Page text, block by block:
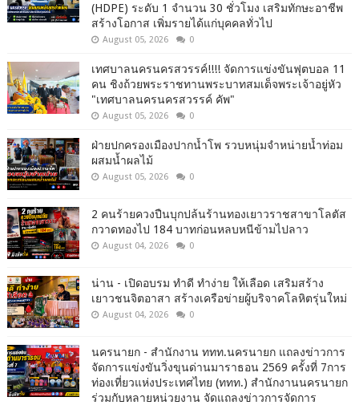
(HDPE) ระดับ 1 จำนวน 30 ชั่วโมง เสริมทักษะอาชีพ
สร้างโอกาส เพิ่มรายได้แก่บุคคลทั่วไป
August 05, 2026 0
เทศบาลนครนครสวรรค์!!!! จัดการแข่งขันฟุตบอล 11
คน ชิงถ้วยพระราชทานพระบาทสมเด็จพระเจ้าอยู่หัว
"เทศบาลนครนครสวรรค์ คัพ"
August 05, 2026 0
ฝ่ายปกครองเมืองปากน้ำโพ รวบหนุ่มจำหน่ายน้ำท่อม
ผสมน้ำผลไม้
August 05, 2026 0
2 คนร้ายควงปืนบุกปล้นร้านทองเยาวราชสาขาโลตัส
กวาดทองไป 184 บาทก่อนหลบหนีข้ามไปลาว
August 04, 2026 0
น่าน - เปิดอบรม ทำดี ทำง่าย ให้เลือด เสริมสร้าง
เยาวชนจิตอาสา สร้างเครือข่ายผู้บริจาคโลหิตรุ่นใหม่
August 04, 2026 0
นครนายก - สำนักงาน ททท.นครนายก แถลงข่าวการ
จัดการแข่งขันวิ่งขุนด่านมาราธอน 2569 ครั้งที่ 7การ
ท่องเที่ยวแห่งประเทศไทย (ททท.) สำนักงานนครนายก
ร่วมกับหลายหน่วยงาน จัดแถลงข่าวการจัดการ